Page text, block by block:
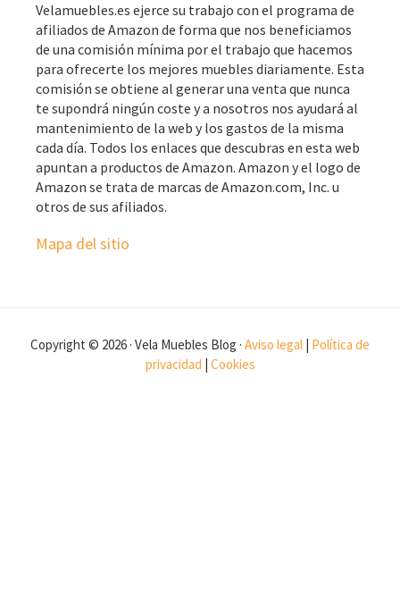
Velamuebles.es ejerce su trabajo con el programa de
afiliados de Amazon de forma que nos beneficiamos
de una comisión mínima por el trabajo que hacemos
para ofrecerte los mejores muebles diariamente. Esta
comisión se obtiene al generar una venta que nunca
te supondrá ningún coste y a nosotros nos ayudará al
mantenimiento de la web y los gastos de la misma
cada día. Todos los enlaces que descubras en esta web
apuntan a productos de Amazon. Amazon y el logo de
Amazon se trata de marcas de Amazon.com, Inc. u
otros de sus afiliados.
Mapa del sitio
Copyright © 2026 · Vela Muebles Blog · Aviso legal | Política de
privacidad | Cookies